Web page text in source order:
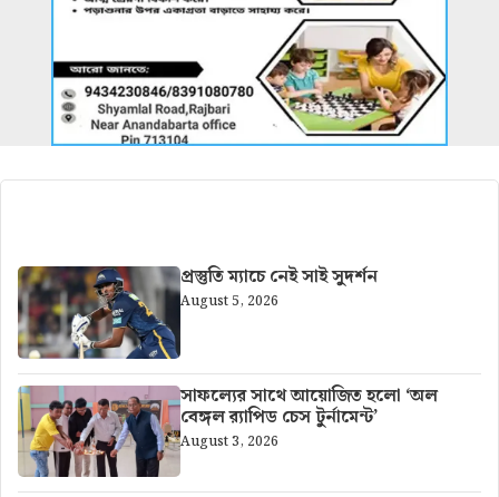
প্রস্তুতি ম্যাচে নেই সাই সুদর্শন
August 5, 2026
সাফল্যের সাথে আয়োজিত হলো ‘অল
বেঙ্গল র‍্যাপিড চেস টুর্নামেন্ট’
August 3, 2026